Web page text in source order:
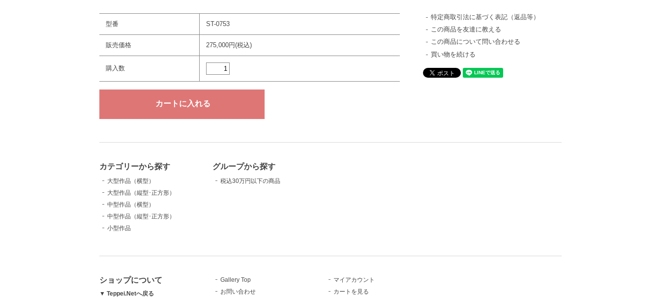
型番 ST-0753
販売価格 275,000円(税込)
購入数
特定商取引法に基づく表記（返品等）
この商品を友達に教える
この商品について問い合わせる
買い物を続ける
カテゴリーから探す
大型作品（横型）
大型作品（縦型･正方形）
中型作品（横型）
中型作品（縦型･正方形）
小型作品
グループから探す
税込30万円以下の商品
ショップについて
▼ Teppei.Netへ戻る
Gallery Top
お問い合わせ
マイアカウント
カートを見る